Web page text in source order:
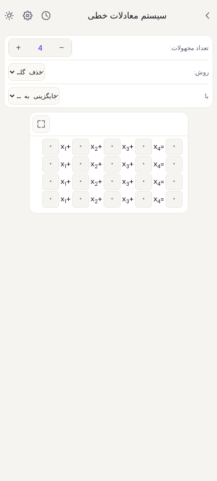
سیستم معادلات خطی
تعداد مجهولات: −
+
روش:
با:
x1+
x1+
x1+
x1+
x2+
x2+
x2+
x2+
x3+
x3+
x3+
x3+
x4=
x4=
x4=
x4=